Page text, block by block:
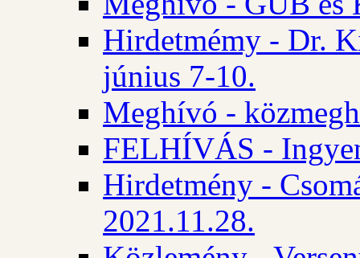
Hirdetmémy - Dr.
június 7-10.
Meghívó -
FELHÍVÁS -
Hirdetmény -
2021.11.28.